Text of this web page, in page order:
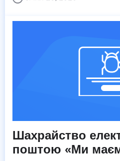
Шахрайство
поштою «Ми